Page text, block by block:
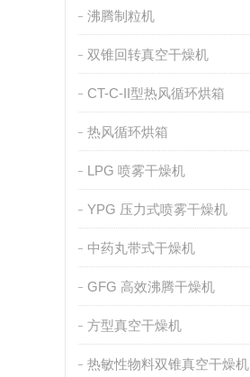
沸腾制粒机
双锥回转真空干燥机
CT-C-II型热风循环烘箱
热风循环烘箱
LPG 喷雾干燥机
YPG 压力式喷雾干燥机
中药丸带式干燥机
GFG 高效沸腾干燥机
方型真空干燥机
热敏性物料双锥真空干燥机